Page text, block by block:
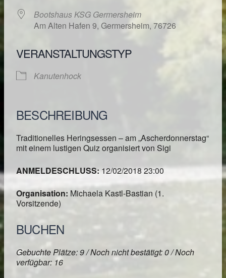
Bootshaus KSG Germersheim
Am Alten Hafen 9, Germersheim, 76726
VERANSTALTUNGSTYP
Kanutenhock
BESCHREIBUNG
Traditionelles Heringsessen – am „Ascherdonnerstag“
mit einem lustigen Quiz organisiert von Sigi
ANMELDESCHLUSS:12/02/2018 23:00
Organisation: Michaela Kastl-Bastian (1.
Vorsitzende)
BUCHEN
Gebuchte Plätze: 9 / Noch nicht bestätigt: 0 / Noch
verfügbar: 16